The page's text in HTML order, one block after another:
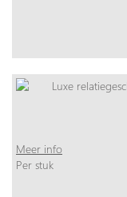
Meer info
Per stuk